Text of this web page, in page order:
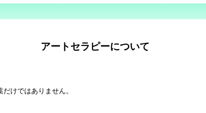
アートセラピーについて
けではありません。